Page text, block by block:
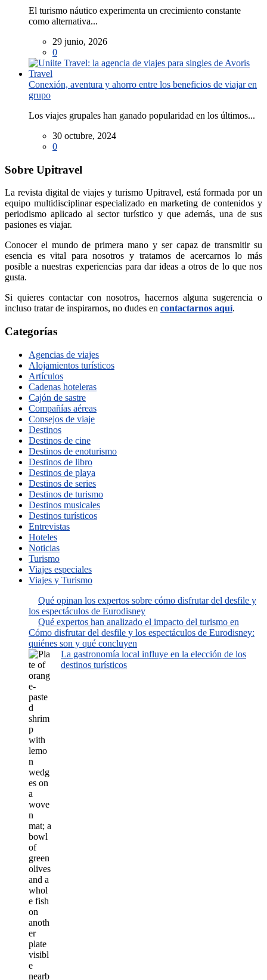
El turismo náutico experimenta un crecimiento constante
como alternativa...
29 junio, 2026
0
Conexión, aventura y ahorro entre los beneficios de viajar en
grupo
Los viajes grupales han ganado popularidad en los últimos...
30 octubre, 2024
0
Sobre Upitravel
La revista digital de viajes y turismo Upitravel, está formada por un
equipo multidisciplinar especializado en marketing de contenidos y
periodismo aplicado al sector turístico y que además, una de sus
pasiones es viajar.
Conocer el mundo de primera mano y ser capaz de transmitir su
esencia es vital para nosotros y tratamos de acercarnos lo más
posible a nuestras experiencias para dar ideas a otros de lo que nos
gusta.
Si quieres contactar con nosotros, hacernos alguna sugerencia o
incluso tratar de inspirarnos, no dudes en contactarnos aquí.
Categorías
Agencias de viajes
Alojamientos turísticos
Artículos
Cadenas hoteleras
Cajón de sastre
Compañías aéreas
Consejos de viaje
Destinos
Destinos de cine
Destinos de enoturismo
Destinos de libro
Destinos de playa
Destinos de series
Destinos de turismo
Destinos musicales
Destinos turísticos
Entrevistas
Hoteles
Noticias
Turismo
Viajes especiales
Viajes y Turismo
Qué opinan los expertos sobre cómo disfrutar del desfile y
los espectáculos de Eurodisney
Qué expertos han analizado el impacto del turismo en
Cómo disfrutar del desfile y los espectáculos de Eurodisney:
quiénes son y qué concluyen
La gastronomía local influye en la elección de los
destinos turísticos